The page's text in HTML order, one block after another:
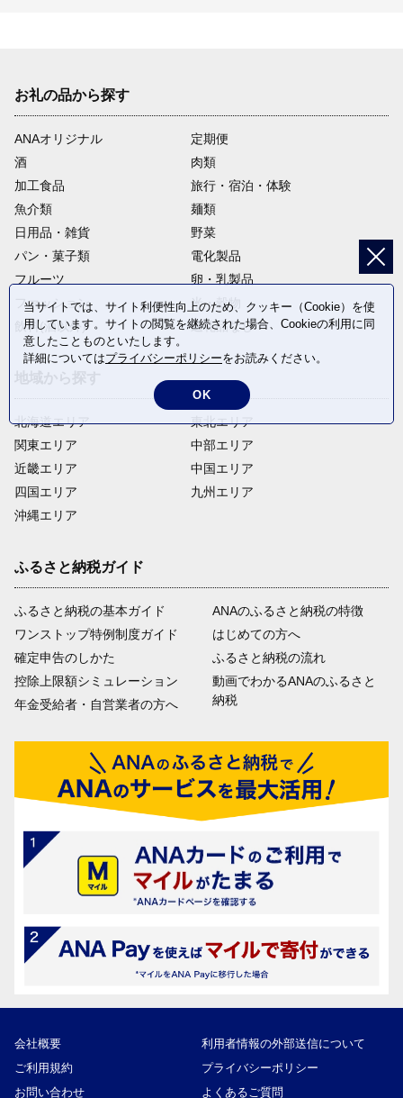
お礼の品から探す
ANAオリジナル
定期便
酒
肉類
加工食品
旅行・宿泊・体験
魚介類
麺類
日用品・雑貨
野菜
パン・菓子類
電化製品
フルーツ
卵・乳製品
ファッション
米・穀物
飲料(酒以外)
返礼品なし
北海道エリア
関東エリア
近畿エリア
四国エリア
沖縄エリア
東北エリア
中部エリア
中国エリア
九州エリア
ふるさと納税ガイド
ふるさと納税の基本ガイド
ワンストップ特例制度ガイド
確定申告のしかた
控除上限額シミュレーション
年金受給者・自営業者の方へ
ANAのふるさと納税の特徴
はじめての方へ
ふるさと納税の流れ
動画でわかるANAのふるさと
納税
会社概要
利用者情報の外部送信について
ご利用規約
プライバシーポリシー
お問い合わせ
よくあるご質問
当サイトでは、サイト利便性向上のため、クッキー（Cookie）を使
用しています。サイトの閲覧を継続された場合、Cookieの利用に同
意したことものといたします。
詳細についてはプライバシーポリシーをお読みください。
OK